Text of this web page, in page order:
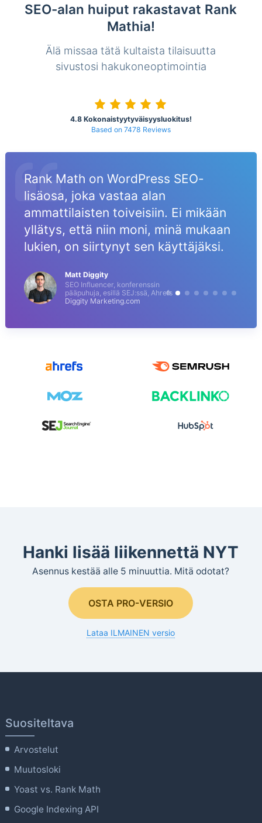
SEO-alan huiput rakastavat Rank
Mathia!
Älä missaa tätä kultaista tilaisuutta
sivustosi hakukoneoptimointia
4.8 Kokonaistyytyväisyysluokitus!
Based on 7478 Reviews
Rank Math on WordPress SEO-
lisäosa, joka vastaa alan
ammattilaisten toiveisiin. Ei mikään
yllätys, että niin moni, minä mukaan
lukien, on siirtynyt sen käyttäjäksi.
Matt Diggity
SEO Influencer, konferenssin
pääpuhuja, esillä SEJ:ssä, Ahrefs
Diggity Marketing.com
Hanki lisää liikennettä NYT
Asennus kestää alle 5 minuuttia. Mitä odotat?
OSTA PRO-VERSIO
Lataa ILMAINEN versio
Suositeltava
Arvostelut
Muutosloki
Yoast vs. Rank Math
Google Indexing API